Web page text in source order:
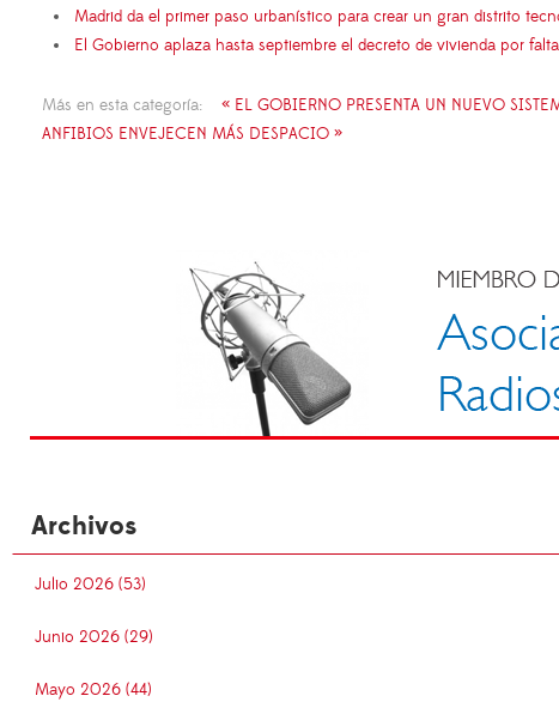
Madrid da el primer paso urbanístico para crear un gran distrito
El Gobierno aplaza hasta septiembre el decreto de vivienda por
Más en esta categoría: « EL GOBIERNO PRESENTA UN NUEVO
ANFIBIOS ENVEJECEN MÁS DESPACIO »
Archivos
Julio 2026 (53)
Junio 2026 (29)
Mayo 2026 (44)